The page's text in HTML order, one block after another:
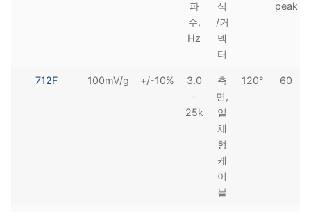
파
수,
Hz
식
/커
넥
터
peak
712F 100mV/g +/-10%
3.0
–
25k
측
면,
일
체
형
케
이
블
120° 60